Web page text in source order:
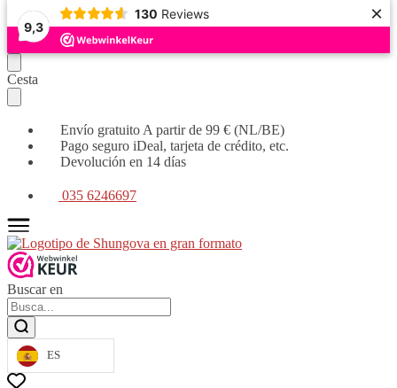
9,3
130 Reviews ×
Seguir
navegando
Ir
al
contenido
Cesta
Envío gratuito A partir de 99 € (NL/BE)
Pago seguro iDeal, tarjeta de crédito, etc.
Devolución en 14 días
035 6246697
Buscar en
ES